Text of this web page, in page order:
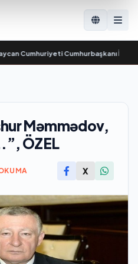
Cumhurbaşkanı İlham
Məmmədov,
ÖZEL
X